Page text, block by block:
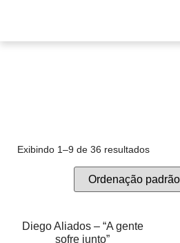
Exibindo 1–9 de 36 resultados
Diego Aliados – “A gente
sofre junto”